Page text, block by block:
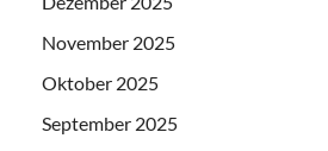
November 2025
Oktober 2025
September 2025